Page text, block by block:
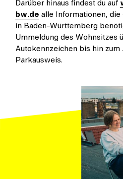
Darüber hinaus findest du auf
bw.de alle Informationen,
in Baden-Württemberg
Ummeldung des Wohnsitzes
Autokennzeichen bis hin
Parkausweis.